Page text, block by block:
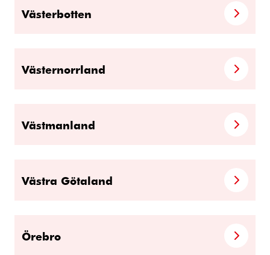
Västerbotten
Västernorrland
Västmanland
Västra Götaland
Örebro